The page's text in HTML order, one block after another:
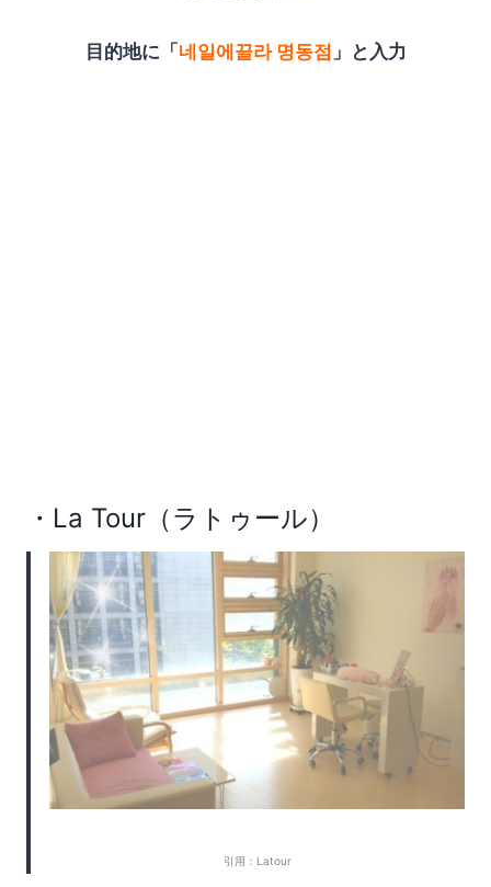
目的地に「 네일에끌라 명동점 」と入力
・La Tour（ラトゥール）
引用：Latour